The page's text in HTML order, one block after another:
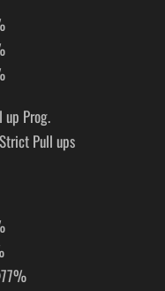
up Prog.
Pull ups